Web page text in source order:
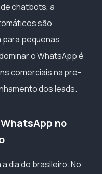
chatbots, a
são
pequenas
o WhatsApp é
comerciais na pré-
dos leads.
no
dia do brasileiro. No